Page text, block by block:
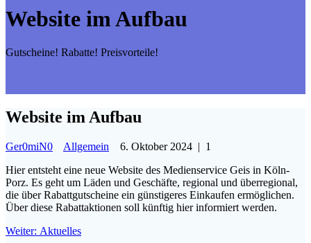
Website im Aufbau
Gutscheine! Rabatte! Preisvorteile!
Website im Aufbau
Ger0miN0 Allgemein 6. Oktober 2024 | 1
Hier entsteht eine neue Website des Medienservice Geis in Köln-
Porz. Es geht um Läden und Geschäfte, regional und überregional,
die über Rabattgutscheine ein günstigeres Einkaufen ermöglichen.
Über diese Rabattaktionen soll künftig hier informiert werden.
Beitragsnavigation
Weiter: Nächster
Aktuelles